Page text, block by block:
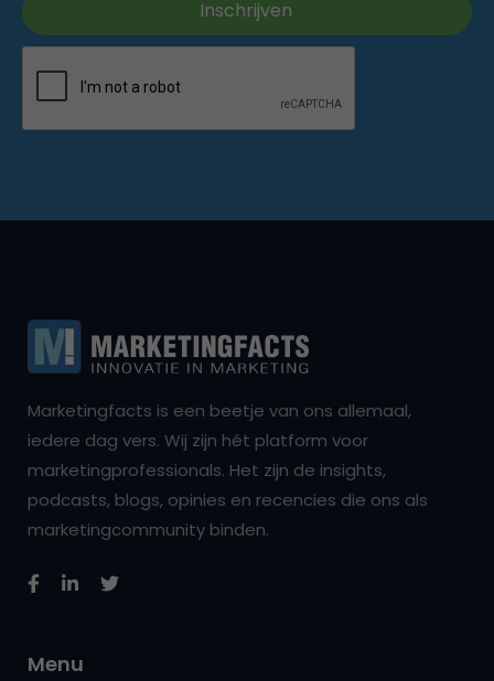
Marketingfacts is een beetje van ons allemaal,
iedere dag vers. Wij zijn hét platform voor
marketingprofessionals. Het zijn de insights,
podcasts, blogs, opinies en recencies die ons als
marketingcommunity binden.
Menu